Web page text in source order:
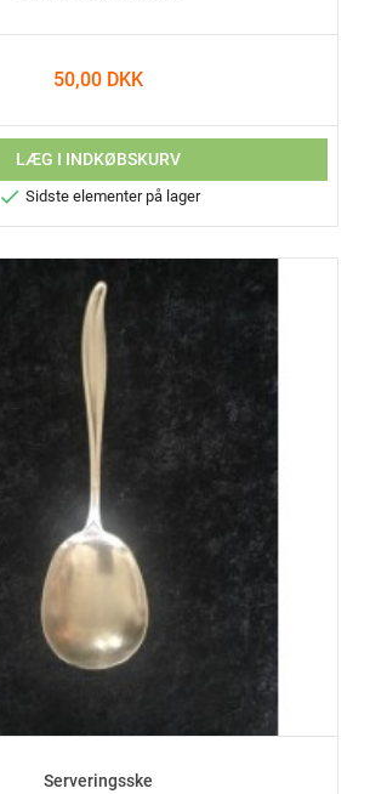
50,00 DKK
LÆG I INDKØBSKURV
 Sidste elementer på lager
Serveringsske